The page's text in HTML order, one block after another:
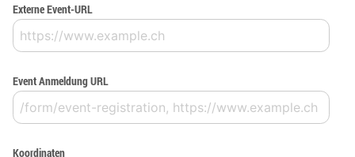
Externe Event-URL
Event Anmeldung URL
Koordinaten